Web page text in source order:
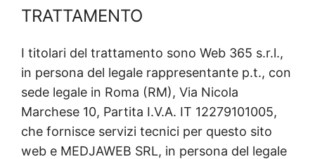
TRATTAMENTO
I titolari del trattamento sono Web 365 s.r.l.,
in persona del legale rappresentante p.t., con
sede legale in Roma (RM), Via Nicola
Marchese 10, Partita I.V.A. IT 12279101005,
che fornisce servizi tecnici per questo sito
web e MEDJAWEB SRL, in persona del legale